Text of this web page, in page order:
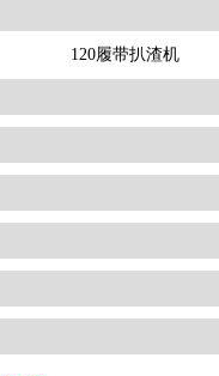
120履带扒渣机